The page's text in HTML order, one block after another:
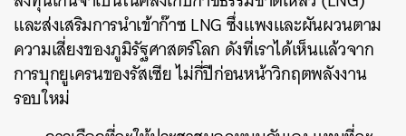
และส่งเสริมการนำเข้าก๊าซ LNG ซึ่งแพงและผันผวนตาม
ความเสี่ยงของภูมิรัฐศาสตร์โลก ดังที่เราได้เห็นแล้วจาก
การบุกยูเครนของรัสเซีย ไม่กี่ปีก่อนหน้าวิกฤตพลังงาน
รอบใหม่